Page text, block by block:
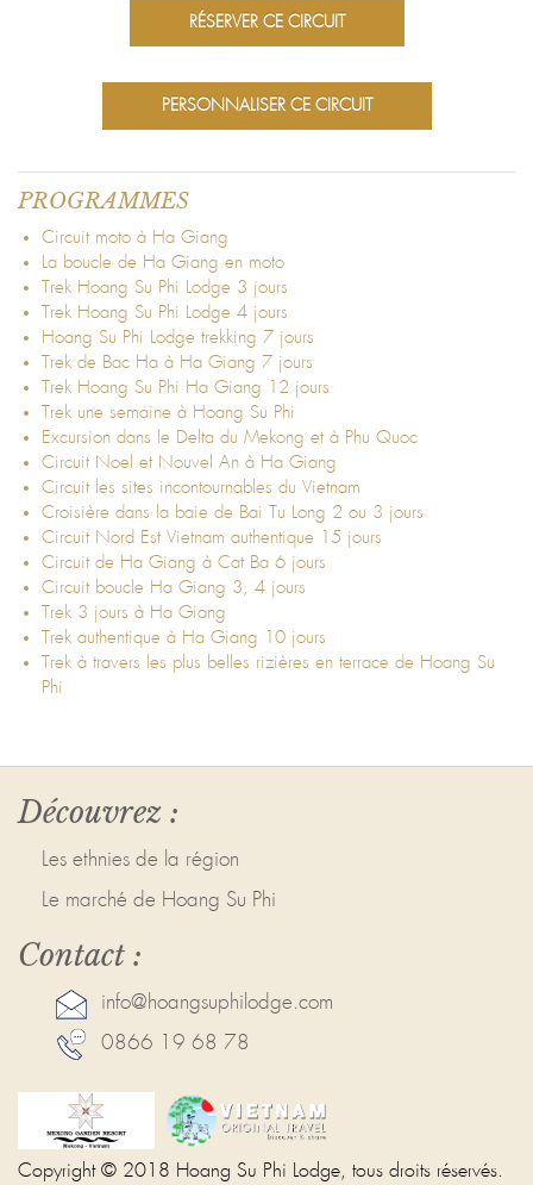
RÉSERVER CE CIRCUIT
PERSONNALISER CE CIRCUIT
PROGRAMMES
Circuit moto à Ha Giang
La boucle de Ha Giang en moto
Trek Hoang Su Phi Lodge 3 jours
Trek Hoang Su Phi Lodge 4 jours
Hoang Su Phi Lodge trekking 7 jours
Trek de Bac Ha à Ha Giang 7 jours
Trek Hoang Su Phi Ha Giang 12 jours
Trek une semaine à Hoang Su Phi
Excursion dans le Delta du Mekong et à Phu Quoc
Circuit Noel et Nouvel An à Ha Giang
Circuit les sites incontournables du Vietnam
Croisière dans la baie de Bai Tu Long 2 ou 3 jours
Circuit Nord Est Vietnam authentique 15 jours
Circuit de Ha Giang à Cat Ba 6 jours
Circuit boucle Ha Giang 3, 4 jours
Trek 3 jours à Ha Giang
Trek authentique à Ha Giang 10 jours
Trek à travers les plus belles rizières en terrace de Hoang Su
Phi
Découvrez :
Les ethnies de la région
Le marché de Hoang Su Phi
Contact :
info@hoangsuphilodge.com
0866 19 68 78
Copyright © 2018 Hoang Su Phi Lodge, tous droits réservés.